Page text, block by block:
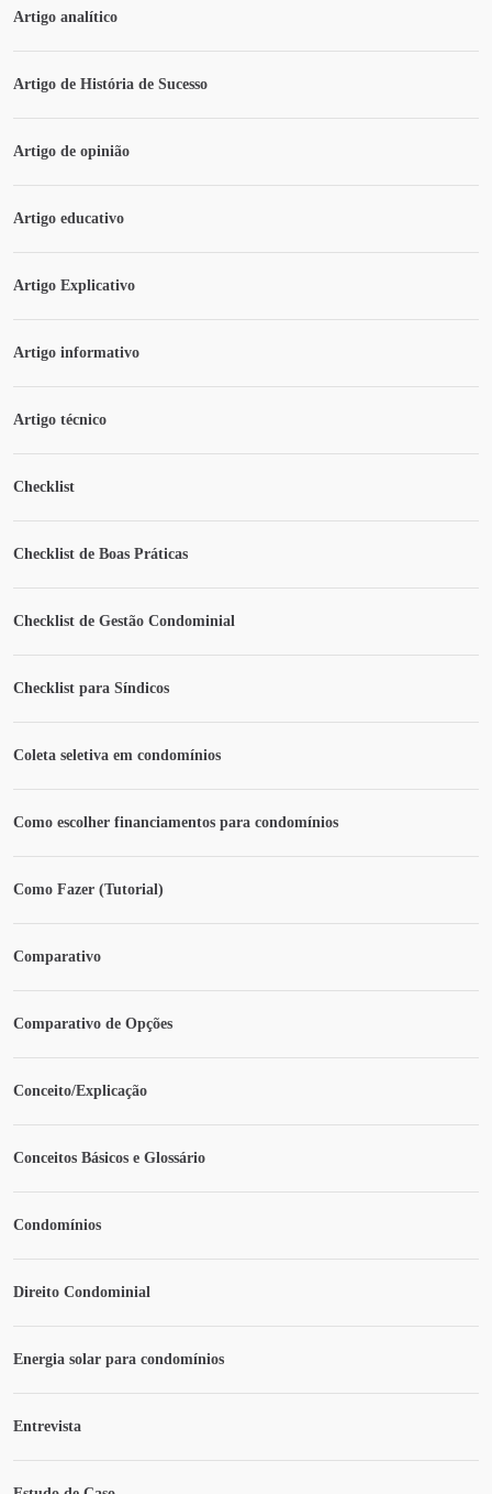
Artigo analítico
Artigo de História de Sucesso
Artigo de opinião
Artigo educativo
Artigo Explicativo
Artigo informativo
Artigo técnico
Checklist
Checklist de Boas Práticas
Checklist de Gestão Condominial
Checklist para Síndicos
Coleta seletiva em condomínios
Como escolher financiamentos para condomínios
Como Fazer (Tutorial)
Comparativo
Comparativo de Opções
Conceito/Explicação
Conceitos Básicos e Glossário
Condomínios
Direito Condominial
Energia solar para condomínios
Entrevista